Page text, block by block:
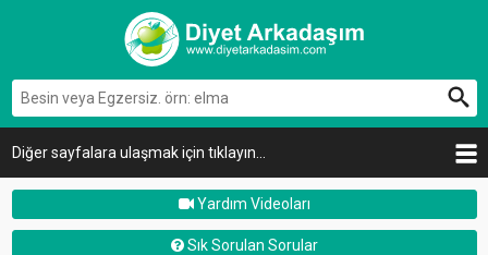
Diğer sayfalara ulaşmak için tıklayın...
Yardım Videoları
Sık Sorulan Sorular